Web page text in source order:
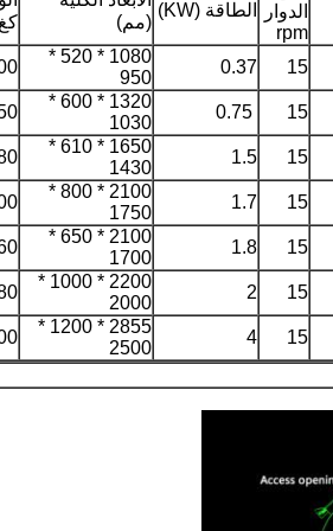
الدوار
rpm
الطاقة (KW)
(مم)
15
0.37
1080 * 520 *
950
15
0.75
1320 * 600 *
1030
15
1.5
1650 * 610 *
1430
15
1.7
2100 * 800 *
1750
15
1.8
2100 * 650 *
1700
15
2
2200 * 1000 *
2000
15
4
2855 * 1200 *
2500